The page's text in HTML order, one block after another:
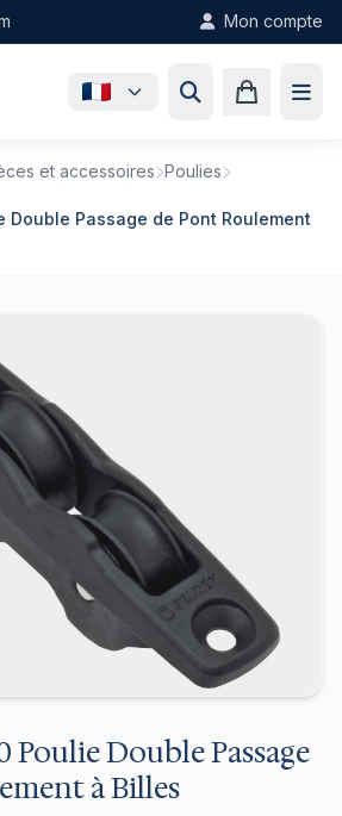
Mon compte
et accessoires Poulies
Double Passage de Pont Roulement
Poulie Double Passage
à Billes